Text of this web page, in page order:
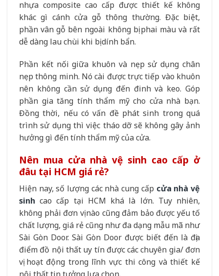
nhựa composite cao cấp được thiết kế không
khác gì cánh cửa gỗ thông thường. Đặc biệt,
phần vân gỗ bên ngoài không bị phai màu và rất
dễ dàng lau chùi khi bị dính bẩn.
Phần kết nối giữa khuôn và nẹp sử dụng chân
nẹp thông minh. Nó cài được trực tiếp vào khuôn
nên không cần sử dụng đến đinh và keo. Góp
phần gia tăng tính thẩm mỹ cho cửa nhà bạn.
Đồng thời, nếu có vấn đề phát sinh trong quá
trình sử dụng thì việc tháo dỡ sẽ không gây ảnh
hưởng gì đến tính thẩm mỹ của cửa.
Nên mua cửa nhà vệ sinh cao cấp ở
đâu tại HCM giá rẻ?
Hiện nay, số lượng các nhà cung cấp cửa nhà vệ
sinh cao cấp tại HCM khá là lớn. Tuy nhiên,
không phải đơn vị nào cũng đảm bảo được yếu tố
chất lượng, giá rẻ cũng như đa dạng mẫu mã như
Sài Gòn Door. Sài Gòn Door được biết đến là địa
điểm đồ nội thất uy tín được các chuyên gia/ đơn
vị hoạt động trong lĩnh vực thi công và thiết kế
nội thất tin tưởng lựa chọn.